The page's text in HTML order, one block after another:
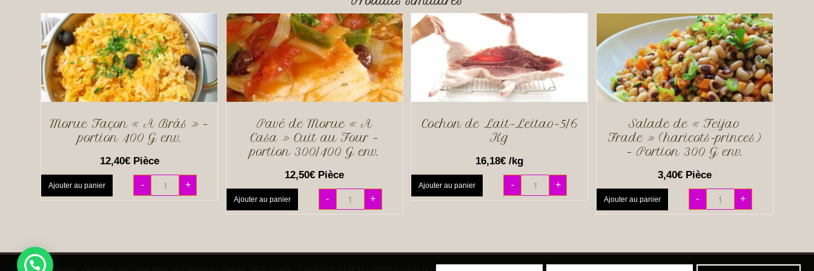
Morue Façon « A Brás » –
portion 400 G env.
12,40€Pièce
- +
Ajouter au panier
Pavé de Morue « A
Casa » Cuit au Four –
portion 300/400 G env.
12,50€ Pièce
- +
Ajouter au panier
Cochon de Lait-Leitao-5/6
Kg
16,18€ /kg
- +
Ajouter au panier
Salade de « Feijao
Frade » (haricots-princes)
– Portion 300 G env.
3,40€Pièce
- +
Ajouter au panier
© Copyright - clicgourmet.com | Saint Rémy-lès-Chevreuse | Yvelines 78470 | France | T: +33(0)6 95 84 69 93 / +33(0)9 51 19 64 16 | Conditions Juridiques Politique de Confidentialité